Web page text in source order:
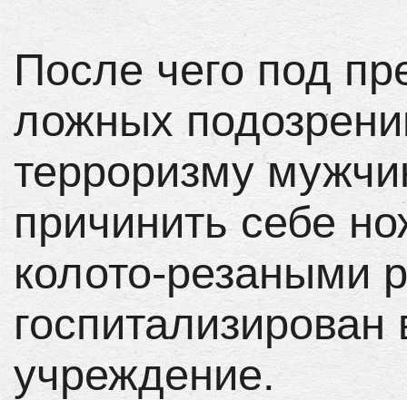
После чего под
ложных
терроризму
причинить себе
колото-резаными
учреждение.